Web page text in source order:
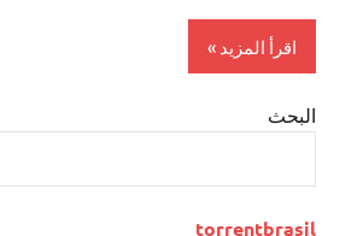
اقرأ المزيد
0ffice
البحث
torrentbrasil